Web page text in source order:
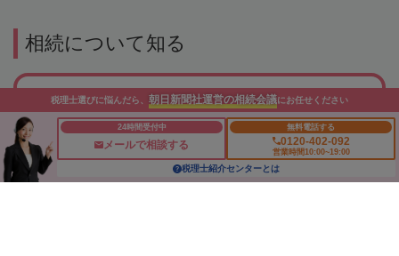
相続について知る
相続税の基礎控除
相続税の計算
相続税対策の相談
配偶者控除
税理士選びに悩んだら、 朝日新聞社運営の相続会議にお任せください
24時間受付中
メールで相談する
無料電話する
0120-402-092
営業時間10:00~19:00
税理士紹介センターとは